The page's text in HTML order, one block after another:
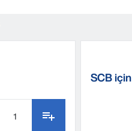
SCB